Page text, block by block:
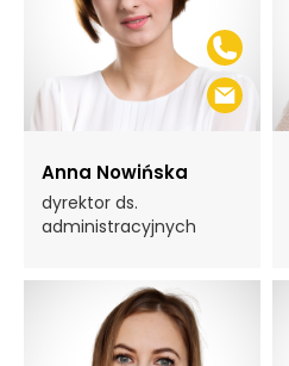
Anna Nowińska
dyrektor ds.
administracyjnych